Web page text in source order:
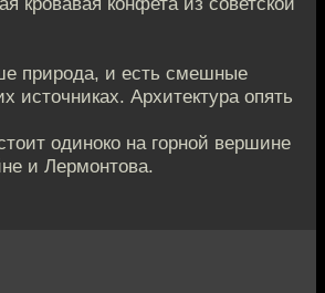
природа, и есть смешные
источниках. Архитектура опять
одиноко на горной вершине
и Лермонтова.